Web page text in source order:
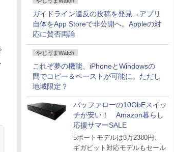
ガイドライン違反の投稿を発見→アプリ
自体をApp Storeで非公開へ。Appleの対
応に賛否両論
やじうまWatch
これぞ夢の機能、iPhoneとWindowsの
間でコピー＆ペーストが可能に。ただし
地域限定？
バッファローの10GbEスイッ
チが安い！ Amazon暮らし
応援サマーSALE
5ポートモデルは3万2380円、
ギガビット対応モデルもセール